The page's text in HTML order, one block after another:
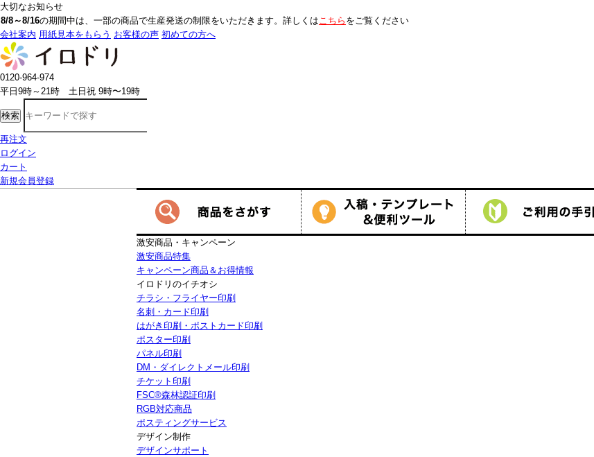
大切なお知らせ
8/8～8/16の期間中は、一部の商品で生産発送の制限をいただきます。詳しくはこちら をご覧ください
会社案内 用紙見本をもらう お客様の声 初めての方へ
0120-964-974
平日9時～21時 土日祝 9時〜19時
検索
再注文
ログイン
カート
新規会員登録
激安商品・キャンペーン
激安商品特集
キャンペーン商品＆お得情報
イロドリのイチオシ
チラシ・フライヤー印刷
名刺・カード印刷
はがき印刷・ポストカード印刷
ポスター印刷
パネル印刷
DM・ダイレクトメール印刷
チケット印刷
FSC®森林認証印刷
RGB対応商品
ポスティングサービス
デザイン制作
デザインサポート